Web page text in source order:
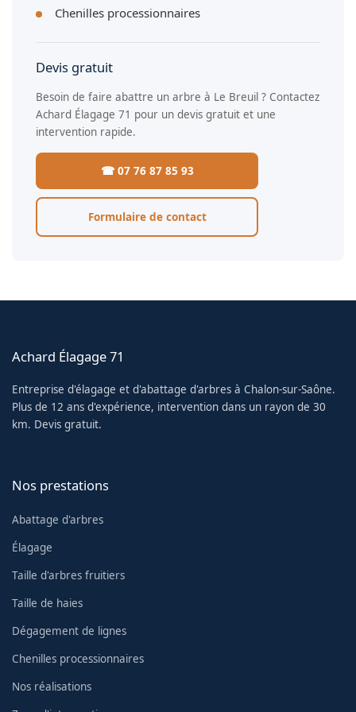
Chenilles processionnaires
Devis gratuit
Besoin de faire abattre un arbre à Le Breuil ? Contactez
Achard Élagage 71 pour un devis gratuit et une
intervention rapide.
☎ 07 76 87 85 93
Formulaire de contact
Achard Élagage 71
Entreprise d'élagage et d'abattage d'arbres à Chalon-sur-Saône.
Plus de 12 ans d'expérience, intervention dans un rayon de 30
km. Devis gratuit.
Nos prestations
Abattage d'arbres
Élagage
Taille d'arbres fruitiers
Taille de haies
Dégagement de lignes
Chenilles processionnaires
Nos réalisations